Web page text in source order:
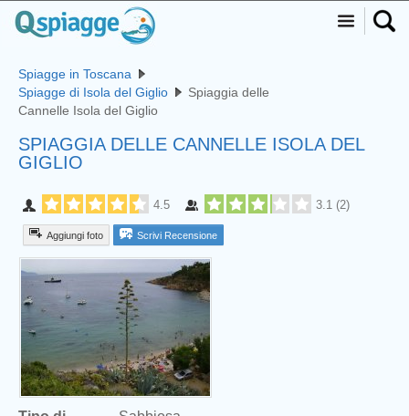
Spiagge in Toscana
Spiagge di Isola del Giglio
Spiaggia delle
Cannelle Isola del Giglio
SPIAGGIA DELLE CANNELLE ISOLA DEL
GIGLIO
4.5 3.1 (2)
Aggiungi foto Scrivi Recensione